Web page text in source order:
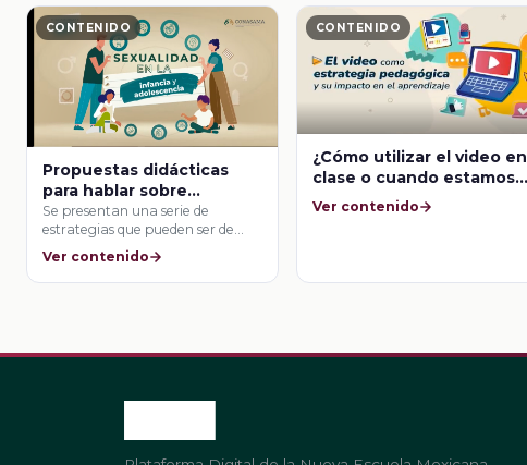
CONTENIDO
Propuestas didácticas
para hablar sobre
sexualidad en el aula
Se presentan una serie de
estrategias que pueden ser de
utilidad en …
Ver contenido
CONTENIDO
¿Cómo utilizar el video en
clase o cuando estamos
en el aula?
Ver contenido